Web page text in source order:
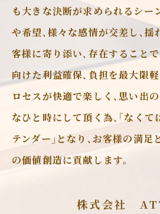
も大きな決断が求められるシー
や希望､様々な感情が交差し､揺
客様に寄り添い､存在すること
向けた利益確保､負担を最大限
ロセスが快適で楽しく､思い出
なひと時にして頂く為､｢なくて
テンダー｣となり､お客様の満足
の価値創造に貢献します。
株式会社